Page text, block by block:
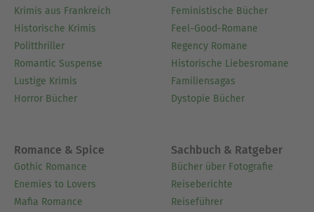
Krimis aus Frankreich
Historische Krimis
Politthriller
Romantic Suspense
Lustige Krimis
Horror Bücher
Feministische Bücher
Feel-Good-Romane
Regency Romane
Historische Liebesromane
Familiensagas
Dystopie Bücher
Romance & Spice
Gothic Romance
Enemies to Lovers
Mafia Romance
Sachbuch & Ratgeber
Bücher über Fotografie
Reiseberichte
Reiseführer